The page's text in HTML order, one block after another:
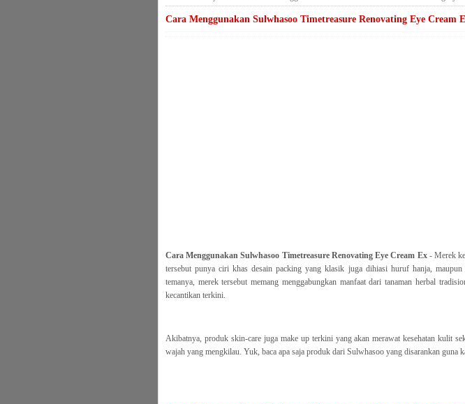
Cara Menggunakan Sulwhasoo Timetreasure Renovating Eye Cream
Cara Menggunakan Sulwhasoo Timetreasure Renovating Eye Cream Ex- Merek
tersebut punya ciri khas desain packing yang klasik juga dihiasi huruf hanja,
temanya, merek tersebut memang menggabungkan manfaat dari tanaman herbal
kecantikan terkini.
Akibatnya, produk skin-care juga make up terkini yang akan merawat kesehatan kulit
wajah yang mengkilau. Yuk, baca apa saja produk dari Sulwhasoo yang disarankan guna